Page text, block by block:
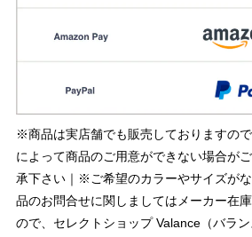
※商品は実店舗でも販売しておりますの
によって商品のご用意ができない場合が
承下さい｜※ご希望のカラーやサイズが
品のお問合せに関しましてはメーカー在
ので、セレクトショップ Valance（バラン